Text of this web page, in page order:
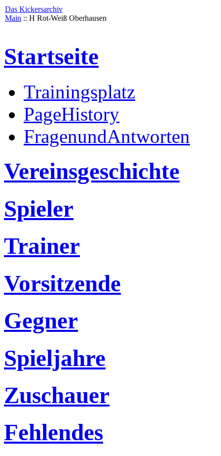
Das Kickersarchiv
Main :: H Rot-Weiß Oberhausen
Startseite
Trainingsplatz
PageHistory
FragenundAntworten
Vereinsgeschichte
Spieler
Trainer
Vorsitzende
Gegner
Spieljahre
Zuschauer
Fehlendes